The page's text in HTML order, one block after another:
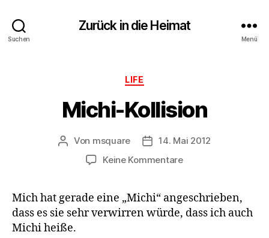
Suchen
Zurück in die Heimat
Menü
Kategorien
LIFE
Michi-Kollision
Beitragsautor
Von msquare Veröffentlichungsdatum
14. Mai 2012
Keine Kommentarezu
Mich hat gerade eine „Michi“ angeschrieben,
dass es sie sehr verwirren würde, dass ich auch
Michi heiße.